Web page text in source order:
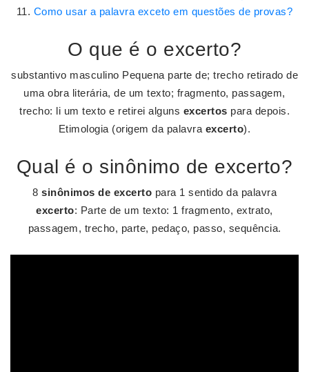
Como usar a palavra exceto em questões de provas?
O que é o excerto?
substantivo masculino Pequena parte de; trecho retirado de
uma obra literária, de um texto; fragmento, passagem,
trecho: li um texto e retirei alguns excertos para depois.
Etimologia (origem da palavra excerto).
Qual é o sinônimo de excerto?
8 sinônimos de excerto para 1 sentido da palavra
excerto: Parte de um texto: 1 fragmento, extrato,
passagem, trecho, parte, pedaço, passo, sequência.